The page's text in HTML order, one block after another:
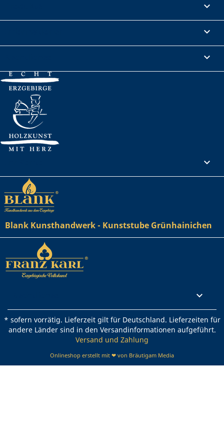




Blank Kunsthandwerk - Kunststube Grünhainichen

* sofern vorrätig. Lieferzeit gilt für Deutschland. Lieferzeiten für
andere Länder sind in den Versandinformationen aufgeführt.
Versand und Zahlung
Onlineshop erstellt mit ❤ von Bräutigam Media